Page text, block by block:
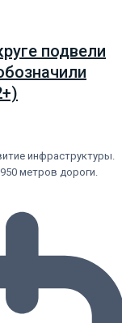
подвели
инфраструктуры.
метров дороги.